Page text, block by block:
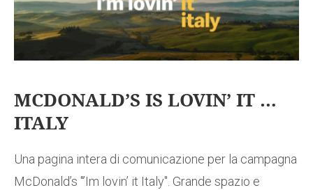
MCDONALD’S IS LOVIN’ IT …
ITALY
Una pagina intera di comunicazione per la campagna
McDonald’s "’Im lovin’ it Italy". Grande spazio e